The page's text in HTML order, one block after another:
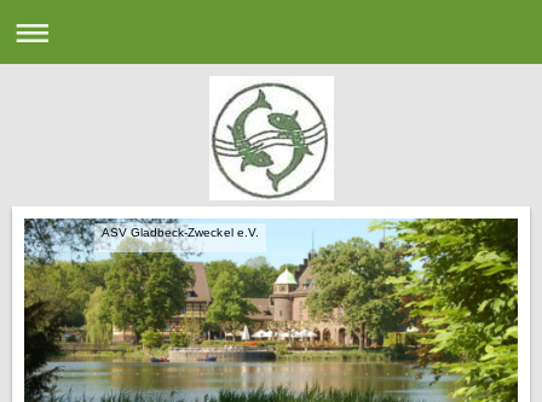
ASV Gladbeck-Zweckel e.V.